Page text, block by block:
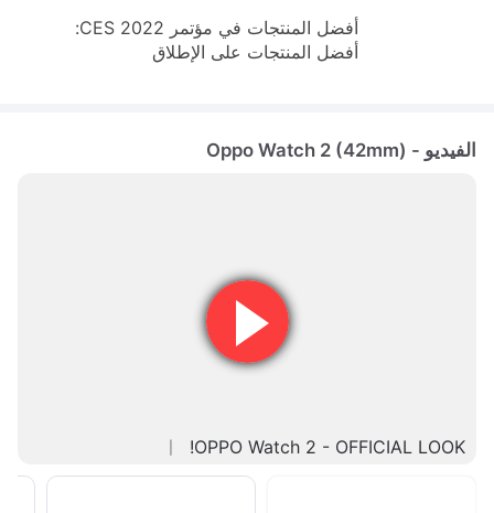
أفضل المنتجات في مؤتمر CES 2022:
أفضل المنتجات على الإطلاق
الفيديو - Oppo Watch 2 (42mm)
OPPO Watch 2 - OFFICIAL LOOK!